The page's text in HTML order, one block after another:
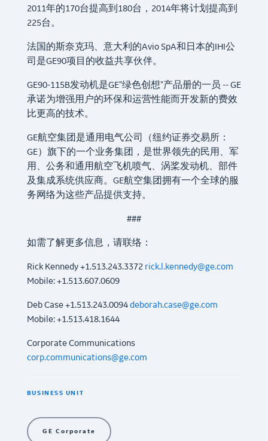
2011年的170台提高到180台，2014年将计划提高到
225台。
法国的斯奈克玛、意大利的Avio SpA和日本的IHI公
司是GE90项目的收益共享伙伴。
GE90-115B发动机是GE"绿色创想"产品册的一员 -- GE
承诺为增强用户的环保和运营性能而开发新的费效
比更高的技术。
GE航空集团是通用电气公司（纽约证券交易所：
GE）旗下的一个业务集团，是世界领先的民用、军
用、公务和通用航空飞机喷气、涡桨发动机、部件
及集成系统供应商。GE航空集团拥有一个全球的服
务网络为这些产品提供支持。
###
如需了解更多信息，请联络：
Rick Kennedy +1.513.243.3372 rick.l.kennedy@ge.com
Mobile: +1.513.607.0609
Deb Case +1.513.243.0094deborah.case@ge.com
Mobile: +1.513.418.1644
Corporate Communications
corp.communications@ge.com
BUSINESS UNIT
GE Corporate